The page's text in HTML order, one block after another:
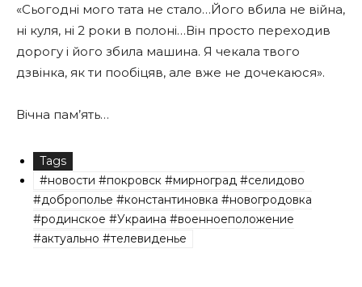
«Сьогодні мого тата не стало…Його вбила не війна,
ні куля, ні 2 роки в полоні…Він просто переходив
дорогу і його збила машина. Я чекала твого
дзвінка, як ти пообіцяв, але вже не дочекаюся».
Вічна пам’ять…
Tags
#новости #покровск #мирноград #селидово
#доброполье #константиновка #новогродовка
#родинское #Украина #военноеположение
#актуально #телевиденье